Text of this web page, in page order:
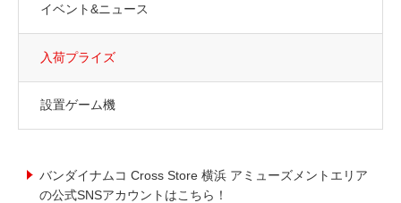
イベント&ニュース
入荷プライズ
設置ゲーム機
バンダイナムコ Cross Store 横浜 アミューズメントエリア
の公式SNSアカウントはこちら！